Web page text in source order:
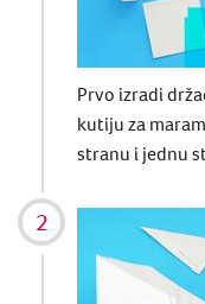
Prvo izradi
kutiju za
stranu i jednu